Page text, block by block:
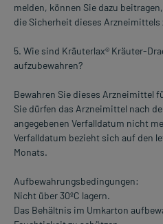
melden, können Sie dazu
die Sicherheit dieses Arzneimittels
5. Wie sind Kräuterlax® Kräuter-
aufzubewahren?
Bewahren Sie dieses Arzneimittel
Sie dürfen das Arzneimittel nach
angegebenen Verfalldatum nicht
Verfalldatum bezieht sich auf den
Monats.
Aufbewahrungsbedingungen:
Nicht über 30ºC lagern.
Das Behältnis im Umkarton